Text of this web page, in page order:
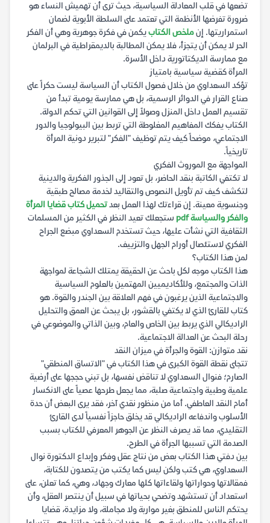
تضعها في قلب المعادلة السياسية، حيث ترى أن تهميش النساء هو
ضرورة تفرضها الأنظمة التي تعتمد على السلطة الأبوية لضمان
استمراريتها. إنملخص الكتابيكمن في فكرة جوهرية وهي أن الفكر
الحر لا يمكن أن يتجزأ، فلا يمكن المطالبة بالديمقراطية في البرلمان
مع ممارسة الديكتاتورية داخل الأسرة.
المرأة كقضية سياسية بامتياز
تؤكد السعداوي من خلال فصول الكتاب أن السياسة ليست حكراً على
صناع القرار في الدوائر الرسمية، بل هي ممارسة يومية تبدأ من
تقسيم العمل داخل المنزل وصولاً إلى القوانين التي تحكم الدولة.
الكتاب يفكك المفاهيم المغلوطة التي تربط بين البيولوجيا والدور
الاجتماعي، موضحاً كيف يتم توظيف "الفكر" لتبرير دونية المرأة
تاريخياً.
المواجهة مع الموروث الفكري
لا تكتفي الكاتبة بنقد الحاضر، بل تعود إلى الجذور الفكرية والدينية
لتكشف كيف تم تأويل النصوص والتقاليد لخدمة مصالح طبقية
وجنسوية معينة. إن قراءتك لهذا العمل بعدتحميل كتاب قضايا المرأة
والفكر والسياسة pdf
ستجعلك تعيد النظر في الكثير من المسلمات
الثقافية التي نشأت عليها، حيث تستخدم السعداوي مبضع الجراح
الفكري لاستئصال أورام الجهل والتزييف.
لمن هذا الكتاب؟
هذا الكتاب موجه لكل باحث عن الحقيقة يمتلك الشجاعة لمواجهة
الذات والمجتمع، وللأكاديميين المهتمين بالعلوم السياسية
والاجتماعية الذين يرغبون في فهم العلاقة بين الجندر والقوة. هو
كتاب للقارئ الذي لا يكتفي بالقشور، بل يبحث عن العمق والتحليل
الراديكالي الذي يربط بين الخاص والعام، وبين الذاتي والموضوعي في
رحلة البحث عن العدالة الاجتماعية.
نقد متوازن: القوة والجرأة في ميزان النقد
تتجلى نقطة القوة الكبرى في هذا الكتاب في "الاتساق المنطقي"
الصارم؛ فنوال السعداوي لا تناقض نفسها، بل تبني حججها على أرضية
علمية وطبية واجتماعية صلبة، مما يجعل طرحها عصياً على الانكسار
أمام النقد العاطفي. أما من منظور نقدي آخر، فقد يرى البعض أن حدة
الأسلوب واندفاعه الراديكالي قد يخلق حاجزاً نفسياً لدى القارئ
التقليدي، مما قد يصرف النظر عن الجوهر المعرفي للكتاب بسبب
الصدمة التي تسببها الجرأة في الطرح.
بين دفتي هذا الكتاب بعض من نتاج عقل وفكر وإبداع الدكتورة نوال
السعداوي، هي كتب ولكن ليس كما يكتب من يتصدون للكتابة،
فمقالاتها وحواراتها ولقاءاتها كلها معارك وجهاد، وهي، كما تعلن، على
استعداد أن تستشهد وتضحي بحياتها في سبيل أن ينتصر العقل، وأن
يحتكم الناس للمنطق بغير مواربة ولا مجاملة، ولا مزايدة، قضايا